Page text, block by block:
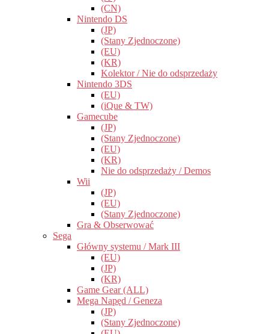
(CN)
Nintendo DS
(JP)
(Stany Zjednoczone)
(EU)
(KR)
Kolektor / Nie do odsprzedaży
Nintendo 3DS
(EU)
(iQue & TW)
Gamecube
(JP)
(Stany Zjednoczone)
(EU)
(KR)
Nie do odsprzedaży / Demos
Wii
(JP)
(EU)
(Stany Zjednoczone)
Gra & Obserwować
Sega
Główny systemu / Mark III
(EU)
(JP)
(KR)
Game Gear (ALL)
Mega Napęd / Geneza
(JP)
(Stany Zjednoczone)